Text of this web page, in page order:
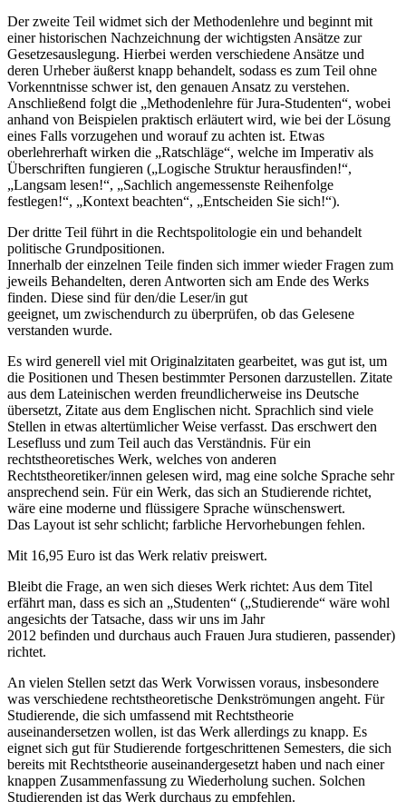
Der zweite Teil widmet sich der Methodenlehre und beginnt mit
einer historischen Nachzeichnung der wichtigsten Ansätze zur
Gesetzesauslegung. Hierbei werden verschiedene Ansätze und
deren Urheber äußerst knapp behandelt, sodass es zum Teil ohne
Vorkenntnisse schwer ist, den genauen Ansatz zu verstehen.
Anschließend folgt die „Methodenlehre für Jura-Studenten“, wobei
anhand von Beispielen praktisch erläutert wird, wie bei der Lösung
eines Falls vorzugehen und worauf zu achten ist. Etwas
oberlehrerhaft wirken die „Ratschläge“, welche im Imperativ als
Überschriften fungieren („Logische Struktur herausfinden!“,
„Langsam lesen!“, „Sachlich angemessenste Reihenfolge
festlegen!“, „Kontext beachten“, „Entscheiden Sie sich!“).
Der dritte Teil führt in die Rechtspolitologie ein und behandelt
politische Grundpositionen.
Innerhalb der einzelnen Teile finden sich immer wieder Fragen zum
jeweils Behandelten, deren Antworten sich am Ende des Werks
finden. Diese sind für den/die Leser/in gut
geeignet, um zwischendurch zu überprüfen, ob das Gelesene
verstanden wurde.
Es wird generell viel mit Originalzitaten gearbeitet, was gut ist, um
die Positionen und Thesen bestimmter Personen darzustellen. Zitate
aus dem Lateinischen werden freundlicherweise ins Deutsche
übersetzt, Zitate aus dem Englischen nicht. Sprachlich sind viele
Stellen in etwas altertümlicher Weise verfasst. Das erschwert den
Lesefluss und zum Teil auch das Verständnis. Für ein
rechtstheoretisches Werk, welches von anderen
Rechtstheoretiker/innen gelesen wird, mag eine solche Sprache sehr
ansprechend sein. Für ein Werk, das sich an Studierende richtet,
wäre eine moderne und flüssigere Sprache wünschenswert.
Das Layout ist sehr schlicht; farbliche Hervorhebungen fehlen.
Mit 16,95 Euro ist das Werk relativ preiswert.
Bleibt die Frage, an wen sich dieses Werk richtet: Aus dem Titel
erfährt man, dass es sich an „Studenten“ („Studierende“ wäre wohl
angesichts der Tatsache, dass wir uns im Jahr
2012 befinden und durchaus auch Frauen Jura studieren, passender)
richtet.
An vielen Stellen setzt das Werk Vorwissen voraus, insbesondere
was verschiedene rechtstheoretische Denkströmungen angeht. Für
Studierende, die sich umfassend mit Rechtstheorie
auseinandersetzen wollen, ist das Werk allerdings zu knapp. Es
eignet sich gut für Studierende fortgeschrittenen Semesters, die sich
bereits mit Rechtstheorie auseinandergesetzt haben und nach einer
knappen Zusammenfassung zu Wiederholung suchen. Solchen
Studierenden ist das Werk durchaus zu empfehlen.